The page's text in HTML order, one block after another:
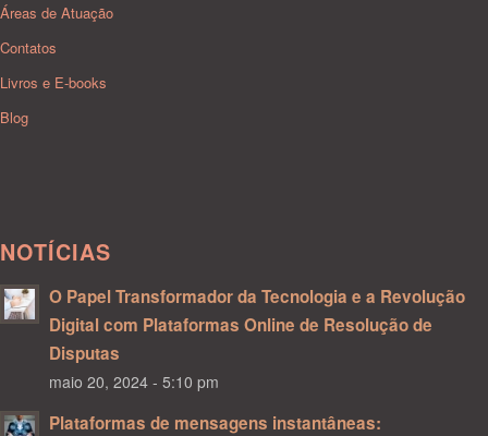
Áreas de Atuação
Contatos
Livros e E-books
Blog
NOTÍCIAS
O Papel Transformador da Tecnologia e a Revolução
Digital com Plataformas Online de Resolução de
Disputas
maio 20, 2024 - 5:10 pm
Plataformas de mensagens instantâneas: